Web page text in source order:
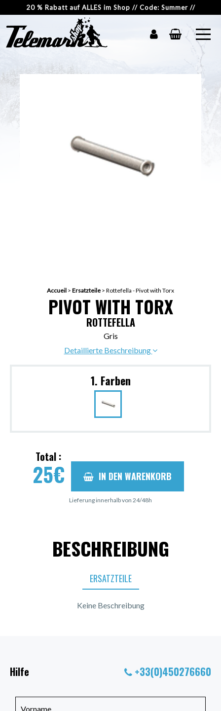
20 % Rabatt auf ALLES im Shop // Code: Summer //
Accueil > Ersatzteile > Rottefella - Pivot with Torx
PIVOT WITH TORX
ROTTEFELLA
Gris
Detaillierte Beschreibung
1. Farben
Total :
25€ IN DEN WARENKORB
Lieferung innerhalb von 24/48h
BESCHREIBUNG
ERSATZTEILE
Keine Beschreibung
Hilfe +33(0)450276660